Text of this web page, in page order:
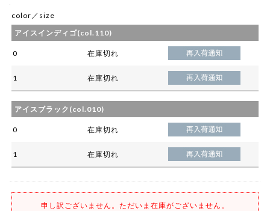
color／size
アイスインディゴ(col.110)
0 在庫切れ
1 在庫切れ
アイスブラック(col.010)
0 在庫切れ
1 在庫切れ
申し訳ございません。ただいま在庫がございません。